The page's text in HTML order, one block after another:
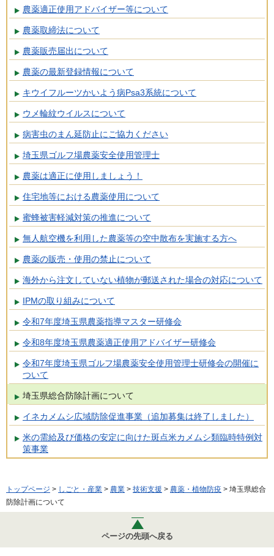
農薬適正使用アドバイザー等について
農薬取締法について
農薬販売届出について
農薬の最新登録情報について
キウイフルーツかいよう病Psa3系統について
ウメ輪紋ウイルスについて
病害虫のまん延防止にご協力ください
埼玉県ゴルフ場農薬安全使用管理士
農薬は適正に使用しましょう！
住宅地等における農薬使用について
蜜蜂被害軽減対策の推進について
無人航空機を利用した農薬等の空中散布を実施する方へ
農薬の販売・使用の禁止について
海外から注文していない植物が郵送された場合の対応について
IPMの取り組みについて
令和7年度埼玉県農薬指導マスター研修会
令和8年度埼玉県農薬適正使用アドバイザー研修会
令和7年度埼玉県ゴルフ場農薬安全使用管理士研修会の開催に
ついて
埼玉県総合防除計画について
イネカメムシ広域防除促進事業（追加募集は終了しました）
米の需給及び価格の安定に向けた斑点米カメムシ類臨時特例対
策事業
トップページ > しごと・産業 > 農業 > 技術支援 > 農薬・植物防疫 > 埼玉県総合
防除計画について
ページの先頭へ戻る